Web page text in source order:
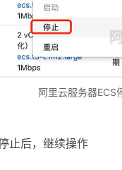
阿里云服务器ECS
止后，继续操作